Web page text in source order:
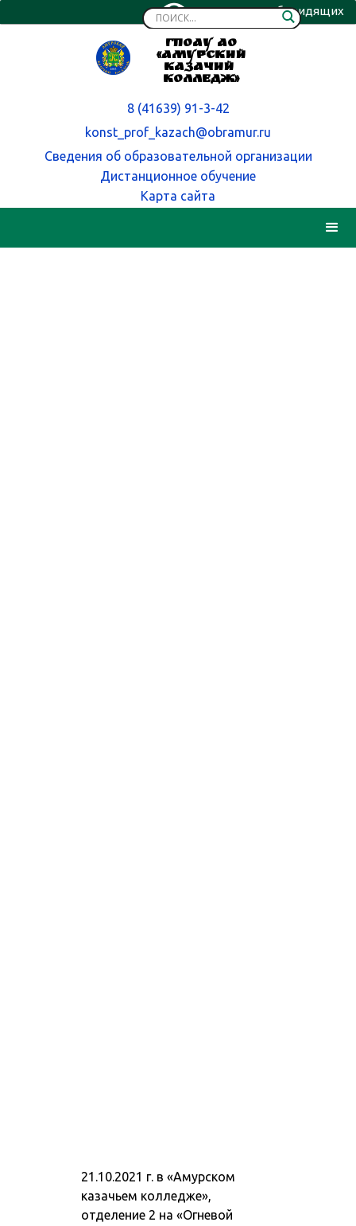
Версия для слабовидящих
ГПОАУ АО
«Амурский
казачий
колледж»
8 (41639) 91-3-42
konst_prof_kazach@obramur.ru
Сведения об образовательной организации
Дистанционное обучение
Карта сайта
21.10.2021 г. в «Амурском
казачьем колледже»,
отделение 2 на «Огневой